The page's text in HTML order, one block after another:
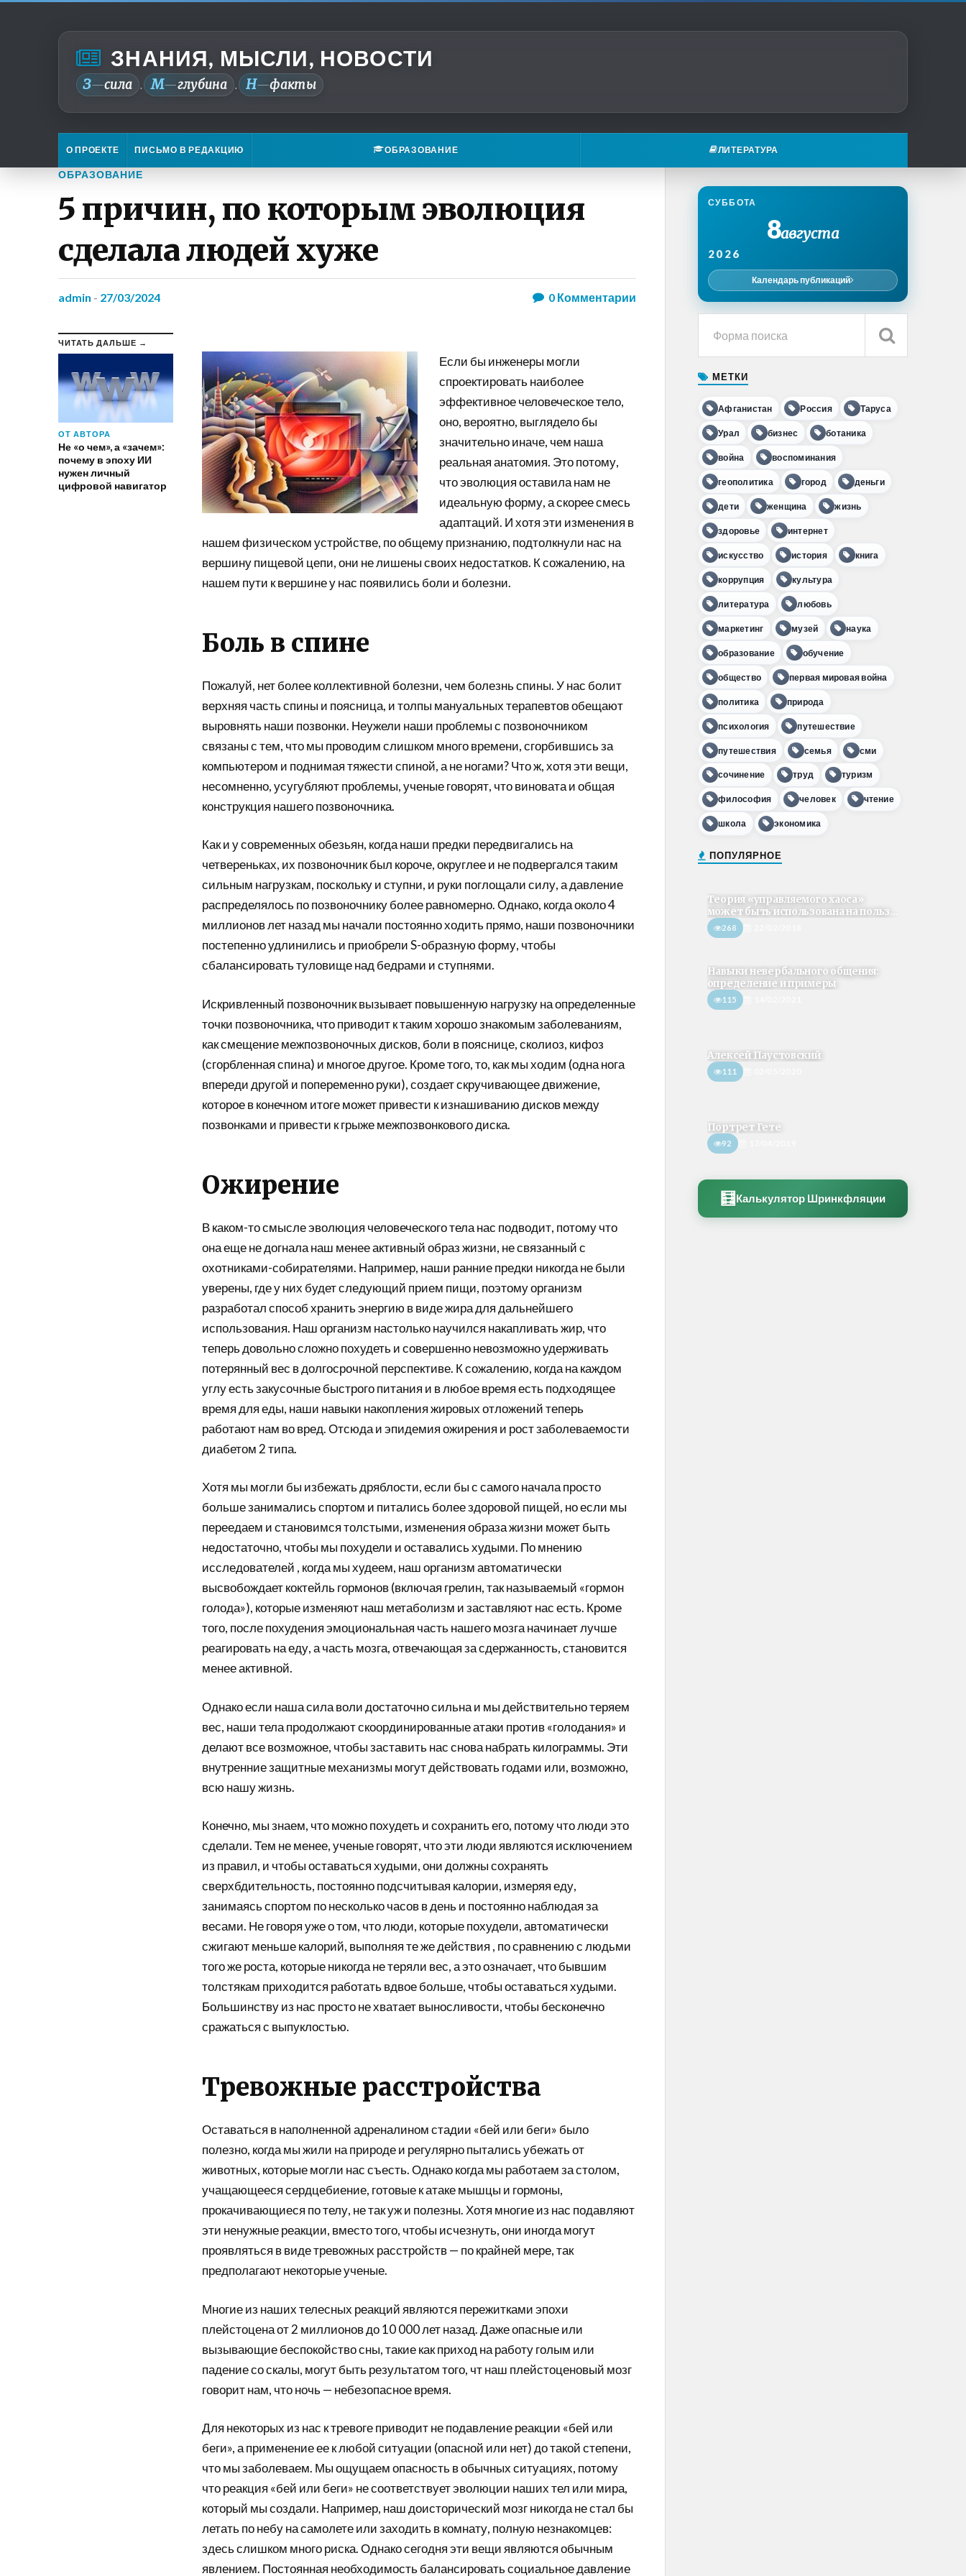
ЗНАНИЯ, МЫСЛИ, НОВОСТИ
З—сила . М—глубина . Н—факты
О ПРОЕКТЕ ПИСЬМО В РЕДАКЦИЮ ОБРАЗОВАНИЕ ЛИТЕРАТУРА
ОБРАЗОВАНИЕ
5 причин, по которым эволюция
сделала людей хуже
admin - 27/03/2024 0Комментарии
ЧИТАТЬ ДАЛЬШЕ →
ОТ АВТОРА
Не «о чем», а «зачем»:
почему в эпоху ИИ
нужен личный
цифровой навигатор
Если бы инженеры могли
спроектировать наиболее
эффективное человеческое тело,
оно, вероятно, выглядело бы
значительно иначе, чем наша
реальная анатомия. Это потому,
что эволюция оставила нам не
идеальную форму, а скорее смесь
адаптаций. И хотя эти изменения в
нашем физическом устройстве, по общему признанию, подтолкнули нас на
вершину пищевой цепи, они не лишены своих недостатков. К сожалению, на
нашем пути к вершине у нас появились боли и болезни.
Боль в спине
Пожалуй, нет более коллективной болезни, чем болезнь спины. У нас болит
верхняя часть спины и поясница, и толпы мануальных терапевтов обещают
выровнять наши позвонки. Неужели наши проблемы с позвоночником
связаны с тем, что мы проводим слишком много времени, сгорбившись за
компьютером и поднимая тяжести спиной, а не ногами? Что ж, хотя эти вещи,
несомненно, усугубляют проблемы, ученые говорят, что виновата и общая
конструкция нашего позвоночника.
Как и у современных обезьян, когда наши предки передвигались на
четвереньках, их позвоночник был короче, округлее и не подвергался таким
сильным нагрузкам, поскольку и ступни, и руки поглощали силу, а давление
распределялось по позвоночнику более равномерно. Однако, когда около 4
миллионов лет назад мы начали постоянно ходить прямо, наши позвоночники
постепенно удлинились и приобрели S-образную форму, чтобы
сбалансировать туловище над бедрами и ступнями.
Искривленный позвоночник вызывает повышенную нагрузку на определенные
точки позвоночника, что приводит к таким хорошо знакомым заболеваниям,
как смещение межпозвоночных дисков, боли в пояснице, сколиоз, кифоз
(сгорбленная спина) и многое другое. Кроме того, то, как мы ходим (одна нога
впереди другой и попеременно руки), создает скручивающее движение,
которое в конечном итоге может привести к изнашиванию дисков между
позвонками и привести к грыже межпозвонкового диска.
Ожирение
В каком-то смысле эволюция человеческого тела нас подводит, потому что
она еще не догнала наш менее активный образ жизни, не связанный с
охотниками-собирателями. Например, наши ранние предки никогда не были
уверены, где у них будет следующий прием пищи, поэтому организм
разработал способ хранить энергию в виде жира для дальнейшего
использования. Наш организм настолько научился накапливать жир, что
теперь довольно сложно похудеть и совершенно невозможно удерживать
потерянный вес в долгосрочной перспективе. К сожалению, когда на каждом
углу есть закусочные быстрого питания и в любое время есть подходящее
время для еды, наши навыки накопления жировых отложений теперь
работают нам во вред. Отсюда и эпидемия ожирения и рост заболеваемости
диабетом 2 типа.
Хотя мы могли бы избежать дряблости, если бы с самого начала просто
больше занимались спортом и питались более здоровой пищей, но если мы
переедаем и становимся толстыми, изменения образа жизни может быть
недостаточно, чтобы мы похудели и оставались худыми. По мнению
исследователей , когда мы худеем, наш организм автоматически
высвобождает коктейль гормонов (включая грелин, так называемый «гормон
голода»), которые изменяют наш метаболизм и заставляют нас есть. Кроме
того, после похудения эмоциональная часть нашего мозга начинает лучше
реагировать на еду, а часть мозга, отвечающая за сдержанность, становится
менее активной.
Однако если наша сила воли достаточно сильна и мы действительно теряем
вес, наши тела продолжают скоординированные атаки против «голодания» и
делают все возможное, чтобы заставить нас снова набрать килограммы. Эти
внутренние защитные механизмы могут действовать годами или, возможно,
всю нашу жизнь.
Конечно, мы знаем, что можно похудеть и сохранить его, потому что люди это
сделали. Тем не менее, ученые говорят, что эти люди являются исключением
из правил, и чтобы оставаться худыми, они должны сохранять
сверхбдительность, постоянно подсчитывая калории, измеряя еду,
занимаясь спортом по несколько часов в день и постоянно наблюдая за
весами. Не говоря уже о том, что люди, которые похудели, автоматически
сжигают меньше калорий, выполняя те же действия , по сравнению с людьми
того же роста, которые никогда не теряли вес, а это означает, что бывшим
толстякам приходится работать вдвое больше, чтобы оставаться худыми.
Большинству из нас просто не хватает выносливости, чтобы бесконечно
сражаться с выпуклостью.
Тревожные расстройства
Оставаться в наполненной адреналином стадии «бей или беги» было
полезно, когда мы жили на природе и регулярно пытались убежать от
животных, которые могли нас съесть. Однако когда мы работаем за столом,
учащающееся сердцебиение, готовые к атаке мышцы и гормоны,
прокачивающиеся по телу, не так уж и полезны. Хотя многие из нас подавляют
эти ненужные реакции, вместо того, чтобы исчезнуть, они иногда могут
проявляться в виде тревожных расстройств — по крайней мере, так
предполагают некоторые ученые.
Многие из наших телесных реакций являются пережитками эпохи
плейстоцена от 2 миллионов до 10 000 лет назад. Даже опасные или
вызывающие беспокойство сны, такие как приход на работу голым или
падение со скалы, могут быть результатом того, чт наш плейстоценовый мозг
говорит нам, что ночь — небезопасное время.
Для некоторых из нас к тревоге приводит не подавление реакции «бей или
беги», а применение ее к любой ситуации (опасной или нет) до такой степени,
что мы заболеваем. Мы ощущаем опасность в обычных ситуациях, потому
что реакция «бей или беги» не соответствует эволюции наших тел или мира,
который мы создали. Например, наш доисторический мозг никогда не стал бы
летать по небу на самолете или заходить в комнату, полную незнакомцев:
здесь слишком много риска. Однако сегодня эти вещи являются обычным
явлением. Постоянная необходимость балансировать социальное давление
СУББОТА
8августа
2026
Календарь публикаций
МЕТКИ
Афганистан Россия Таруса
Урал бизнес ботаника
война воспоминания
геополитика город деньги
дети женщина жизнь
здоровье интернет
искусство история книга
коррупция культура
литература любовь
маркетинг музей наука
образование обучение
общество первая мировая война
политика природа
психология путешествие
путешествия семья сми
сочинение труд туризм
философия человек чтение
школа экономика
ПОПУЛЯРНОЕ
Теория «управляемого хаоса»
может быть использована на польз...
268
Навыки невербального общения:
определение и примеры
115
Алексей Паустовский
111
Портрет Гете
92
🧮 Калькулятор Шринкфляции